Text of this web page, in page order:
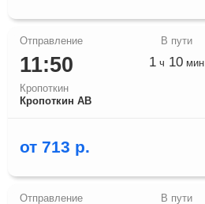
11:50
Кропоткин
Кропоткин АВ
1 ч 10 мин
от 713 р.